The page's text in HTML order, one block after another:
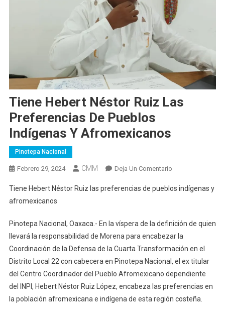
Tiene Hebert Néstor Ruiz Las
Preferencias De Pueblos
Indígenas Y Afromexicanos
Pinotepa Nacional
Febrero 29, 2024 CMM Deja Un ComentarioEn
Hebert
Las
Preferencias
De
Pueblos
Indígenas
Y
Afromexicanos
Tiene Hebert Néstor Ruiz las preferencias de pueblos indígenas y
afromexicanos
Pinotepa Nacional, Oaxaca.- En la víspera de la definición de quien
llevará la responsabilidad de Morena para encabezar la
Coordinación de la Defensa de la Cuarta Transformación en el
Distrito Local 22 con cabecera en Pinotepa Nacional, el ex titular
del Centro Coordinador del Pueblo Afromexicano dependiente
del INPI, Hebert Néstor Ruiz López, encabeza las preferencias en
la población afromexicana e indígena de esta región costeña.